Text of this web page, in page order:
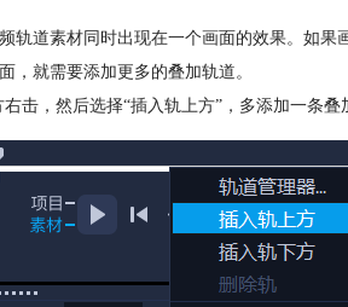
轨道素材同时出现在一个画面的效果。如果
，就需要添加更多的叠加轨道。
击，然后选择“插入轨上方”，多添加一条叠